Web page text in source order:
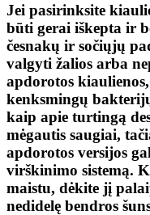
Jei pasirinksite
būti gerai iškepta ir
česnakų ir sočiųjų
valgyti žalios arba
apdorotos
kenksmingų
kaip apie turtingą
mėgautis saugiai,
apdorotos versijos
virškinimo sistemą.
maistu, dėkite jį
nedidelę bendros